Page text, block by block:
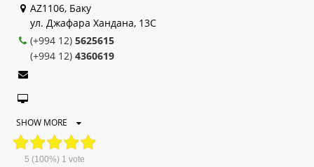
AZ1106, Баку
ул. Джафара Хандана, 13С
(+994 12) 5625615
(+994 12) 4360619
SHOW MORE
5 (100%) 1 vote